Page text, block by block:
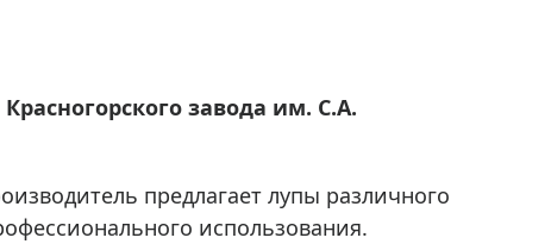
Влагомеры (датчики влажности)
Измерители параметров окружающей
среды
Красногорского завода им. С.А.
предлагает лупы различного
использования.